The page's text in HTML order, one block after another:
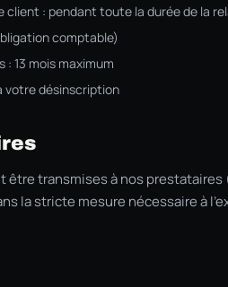
client : pendant toute la durée de la
comptable)
13 mois maximum
votre désinscription
être transmises à nos
la stricte mesure nécessaire à